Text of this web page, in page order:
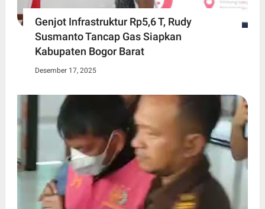
Genjot Infrastruktur Rp5,6 T, Rudy
Susmanto Tancap Gas Siapkan
Kabupaten Bogor Barat
Desember 17, 2025